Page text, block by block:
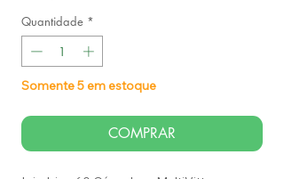
Quantidade *
Somente 5 em estoque
COMPRAR